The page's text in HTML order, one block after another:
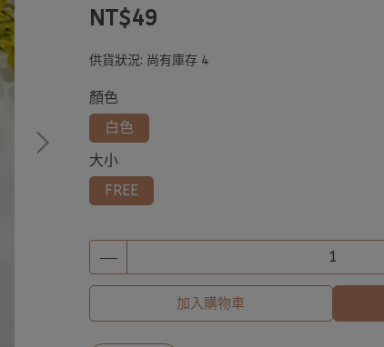
NT$49
供貨狀況: 尚有庫存 4
顏色
白色
大小
FREE
加入購物車